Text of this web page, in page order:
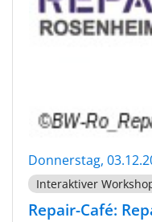
Donnerstag,
Interaktiver
Repair-Café: